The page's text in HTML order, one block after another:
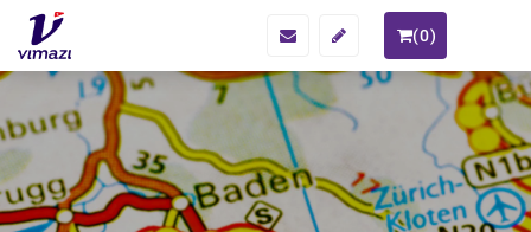
(0)